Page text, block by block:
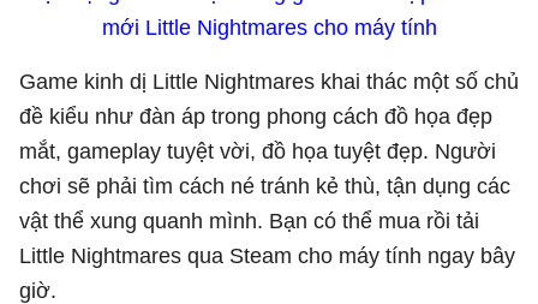
mới Little Nightmares cho máy tính
Game kinh dị Little Nightmares khai thác một số chủ
đề kiểu như đàn áp trong phong cách đồ họa đẹp
mắt, gameplay tuyệt vời, đồ họa tuyệt đẹp. Người
chơi sẽ phải tìm cách né tránh kẻ thù, tận dụng các
vật thể xung quanh mình. Bạn có thể mua rồi tải
Little Nightmares qua Steam cho máy tính ngay bây
giờ.